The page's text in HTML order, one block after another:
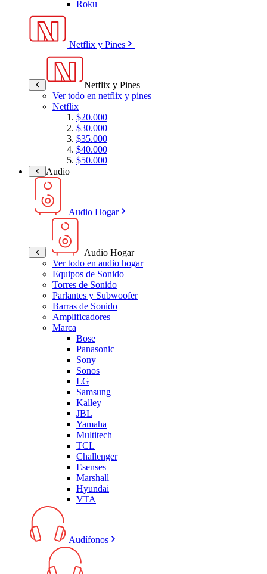
Roku
Netflix y Pines
Netflix y Pines
Ver todo en netflix y pines
Netflix
$20.000
$30.000
$35.000
$40.000
$50.000
Audio
Audio Hogar
Audio Hogar
Ver todo en audio hogar
Equipos de Sonido
Torres de Sonido
Parlantes y Subwoofer
Barras de Sonido
Amplificadores
Marca
Bose
Panasonic
Sony
Sonos
LG
Samsung
Kalley
JBL
Yamaha
Multitech
TCL
Challenger
Esenses
Marshall
Hyundai
VTA
Audífonos